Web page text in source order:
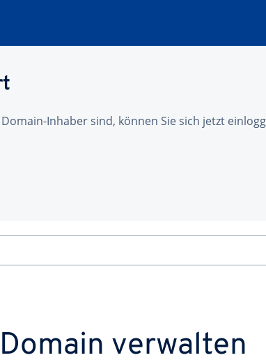
Inhaber sind, können Sie sich jetzt
verwalten